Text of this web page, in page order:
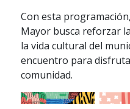
Con esta programación,
Mayor busca reforzar
la vida cultural del
encuentro para
comunidad.